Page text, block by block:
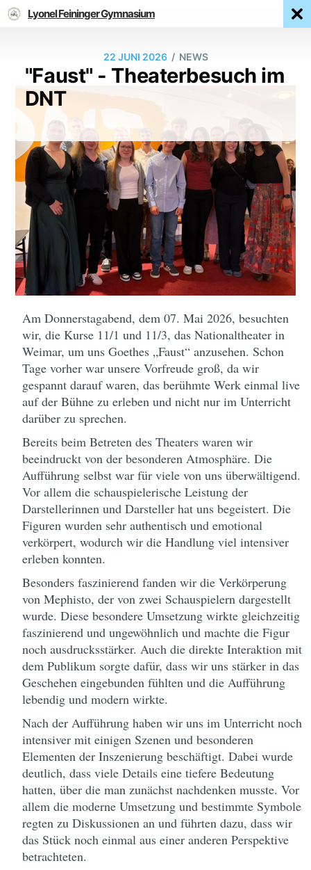
22 JUNI 2026 / NEWS
"Faust" - Theaterbesuch im
DNT
Am Donnerstagabend, dem 07. Mai 2026, besuchten
wir, die Kurse 11/1 und 11/3, das Nationaltheater in
Weimar, um uns Goethes „Faust“ anzusehen. Schon
Tage vorher war unsere Vorfreude groß, da wir
gespannt darauf waren, das berühmte Werk einmal live
auf der Bühne zu erleben und nicht nur im Unterricht
darüber zu sprechen.
Bereits beim Betreten des Theaters waren wir
beeindruckt von der besonderen Atmosphäre. Die
Aufführung selbst war für viele von uns überwältigend.
Vor allem die schauspielerische Leistung der
Darstellerinnen und Darsteller hat uns begeistert. Die
Figuren wurden sehr authentisch und emotional
verkörpert, wodurch wir die Handlung viel intensiver
erleben konnten.
Besonders faszinierend fanden wir die Verkörperung
von Mephisto, der von zwei Schauspielern dargestellt
wurde. Diese besondere Umsetzung wirkte gleichzeitig
faszinierend und ungewöhnlich und machte die Figur
noch ausdrucksstärker. Auch die direkte Interaktion mit
dem Publikum sorgte dafür, dass wir uns stärker in das
Geschehen eingebunden fühlten und die Aufführung
lebendig und modern wirkte.
Nach der Aufführung haben wir uns im Unterricht noch
intensiver mit einigen Szenen und besonderen
Elementen der Inszenierung beschäftigt. Dabei wurde
deutlich, dass viele Details eine tiefere Bedeutung
hatten, über die man zunächst nachdenken musste. Vor
allem die moderne Umsetzung und bestimmte Symbole
regten zu Diskussionen an und führten dazu, dass wir
das Stück noch einmal aus einer anderen Perspektive
betrachteten.
Lyonel Feininger Gymnasium